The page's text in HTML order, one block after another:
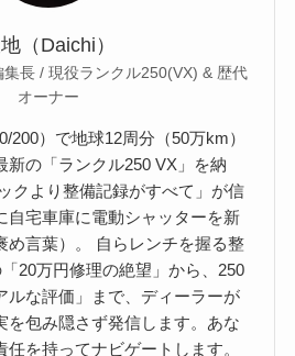
（Daichi）
集長 / 現役ランクル250(VX) & 歴代
オーナー
200）で地球12周分（50万km）
新の「ランクル250 VX」を納
クより整備記録がすべて」が信
自宅車庫に電動シャッターを新
め言葉）。 自らレンチを握る整
20万円修理の絶望」から、250
ルな評価」まで、ディーラーが
を包み隠さず発信します。あな
を持ってナビゲートします。